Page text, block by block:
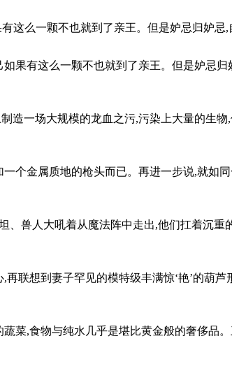
这么一颗不也就到了亲王。但是妒忌归妒忌
果有这么一颗不也就到了亲王。但是妒忌归
造一场大规模的龙血之污,污染上大量的生物
个金属质地的枪头而已。再进一步说,就如
兽人大吼着从魔法阵中走出,他们扛着沉重
联想到妻子罕见的模特级丰满惊‘艳’的葫芦
菜,食物与纯水几乎是堪比黄金般的奢侈品